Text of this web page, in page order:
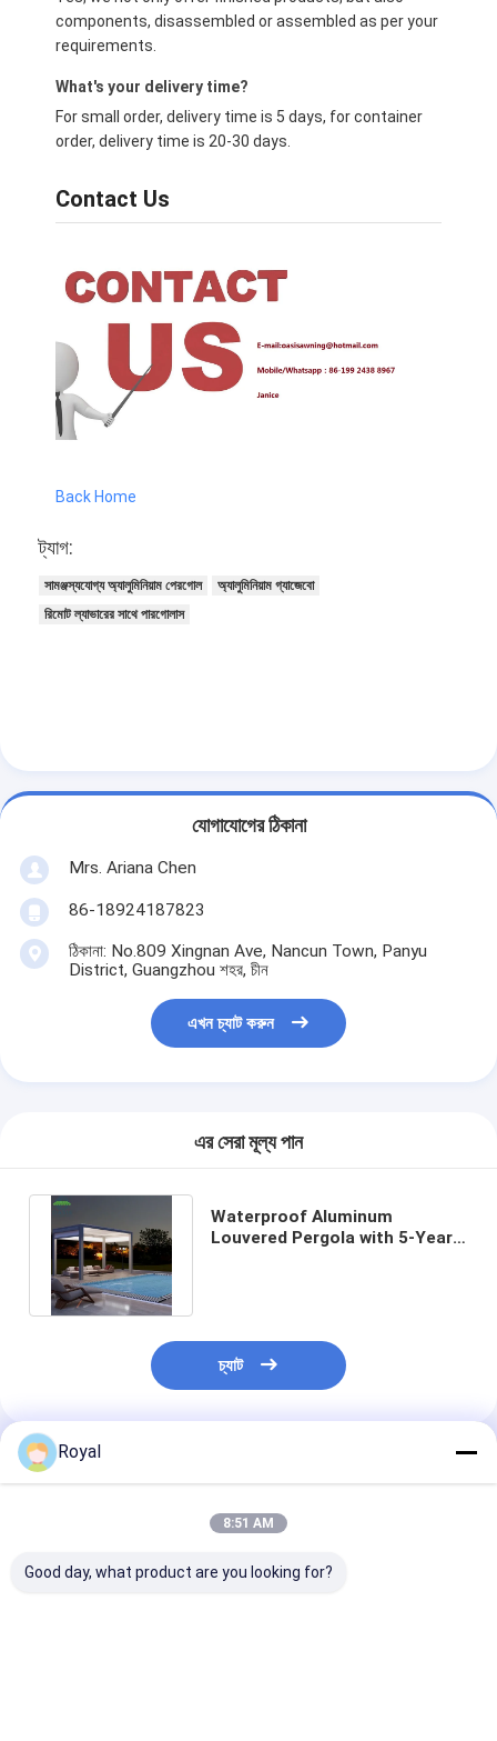
components, disassembled or assembled as per your
requirements.
What's your delivery time?
For small order, delivery time is 5 days, for container
order, delivery time is 20-30 days.
Contact Us
Back Home
ট্যাগ:
সামঞ্জস্যযোগ্য অ্যালুমিনিয়াম পেরগোল
অ্যালুমিনিয়াম গ্যাজেবো
রিমোট ল্যাভারের সাথে পারগোলাস
যোগাযোগের ঠিকানা
Mrs. Ariana Chen
86-18924187823
ঠিকানা: No.809 Xingnan Ave, Nancun Town, Panyu
District, Guangzhou শহর, চীন
এখন চ্যাট করুন
এর সেরা মূল্য পান
Waterproof Aluminum
Louvered Pergola with 5-Year
চ্যাট
প্রস্তাবিত পণ্য
Royal
8:51 AM
Good day, what product are you looking for?